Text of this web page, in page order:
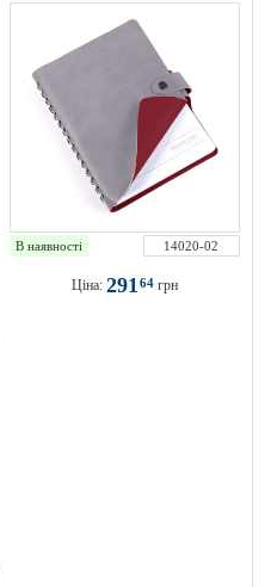
В наявності 14020-02
Ціна: 29164 грн